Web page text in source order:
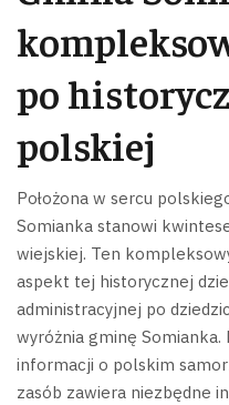
po
polskiej
Położona w sercu
Somianka stanowi
wiejskiej. Ten
aspekt tej historycznej
administracyjnej po
wyróżnia gminę Somianka.
informacji o polskim
zasób zawiera niezbędne